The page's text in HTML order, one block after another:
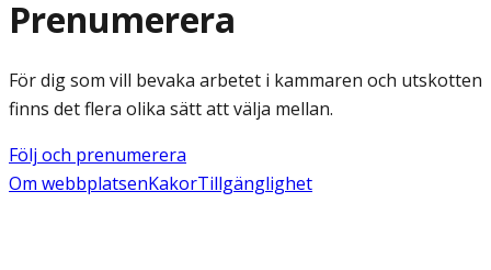
Prenumerera
För dig som vill bevaka arbetet i kammaren och utskotten
finns det flera olika sätt att välja mellan.
Följ och prenumerera
Om webbplatsenKakorTillgänglighet